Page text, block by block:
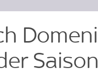
Saison